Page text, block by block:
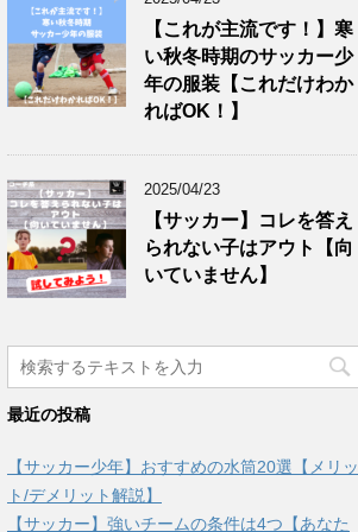
【これが主流です！】寒
い秋冬時期のサッカー少
年の服装【これだけわか
ればOK！】
2025/04/23
【サッカー】コレを答え
られない子はアウト【向
いていません】
最近の投稿
【サッカー少年】おすすめの水筒20選【メリッ
ト/デメリット解説】
【サッカー】強いチームの条件は4つ【あなた